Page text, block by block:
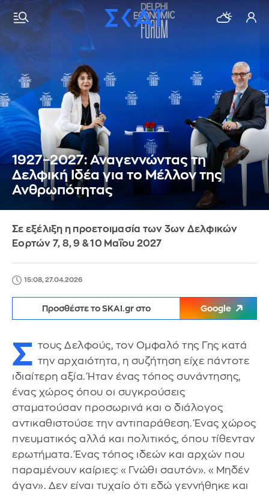
1927–2027: Αναγεννώντας τη
Δελφική Ιδέα για το Μέλλον της
Ανθρωπότητας
Σε εξέλιξη η προετοιμασία των 3ων Δελφικών
Εορτών 7, 8, 9 & 10 Μαΐου 2027
15:08, 27.04.2026
Προσθέστε το SKAI.gr στο Google
Σ τους Δελφούς, τον Ομφαλό της Γης κατά
την αρχαιότητα, η συζήτηση είχε πάντοτε
ιδιαίτερη αξία. Ήταν ένας τόπος συνάντησης,
ένας χώρος όπου οι συγκρούσεις
σταματούσαν προσωρινά και ο διάλογος
αντικαθιστούσε την αντιπαράθεση. Ένας χώρος
πνευματικός αλλά και πολιτικός, όπου τίθενταν
ερωτήματα. Ένας τόπος ιδεών και αρχών που
παραμένουν καίριες: «Γνώθι σαυτόν». «Μηδέν
άγαν». Δεν είναι τυχαίο ότι εδώ γεννήθηκε και